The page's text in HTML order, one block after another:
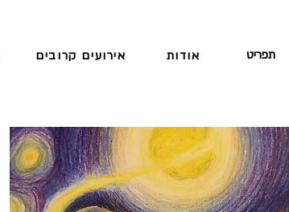
אירועים קרובים אודות תפריט